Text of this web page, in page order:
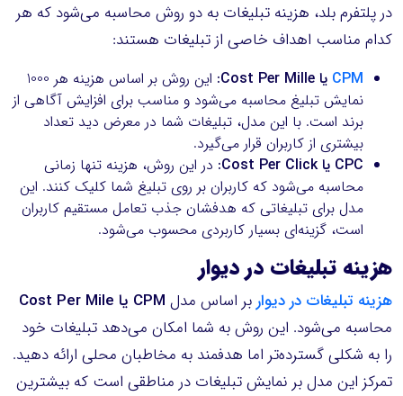
در پلتفرم بلد، هزینه تبلیغات به دو روش محاسبه می‌شود که هر
کدام مناسب اهداف خاصی از تبلیغات هستند:
CPM یا Cost Per Mille:
این روش بر اساس هزینه هر 1000
نمایش تبلیغ محاسبه می‌شود و مناسب برای افزایش آگاهی از
برند است. با این مدل، تبلیغات شما در معرض دید تعداد
بیشتری از کاربران قرار می‌گیرد.
CPC یا Cost Per Click:
در این روش، هزینه تنها زمانی
محاسبه می‌شود که کاربران بر روی تبلیغ شما کلیک کنند. این
مدل برای تبلیغاتی که هدفشان جذب تعامل مستقیم کاربران
است، گزینه‌ای بسیار کاربردی محسوب می‌شود.
هزینه تبلیغات در دیوار
هزینه تبلیغات در دیواربر اساس مدل CPM یا Cost Per Mile
محاسبه می‌شود. این روش به شما امکان می‌دهد تبلیغات خود
را به شکلی گسترده‌تر اما هدفمند به مخاطبان محلی ارائه دهید.
تمرکز این مدل بر نمایش تبلیغات در مناطقی است که بیشترین